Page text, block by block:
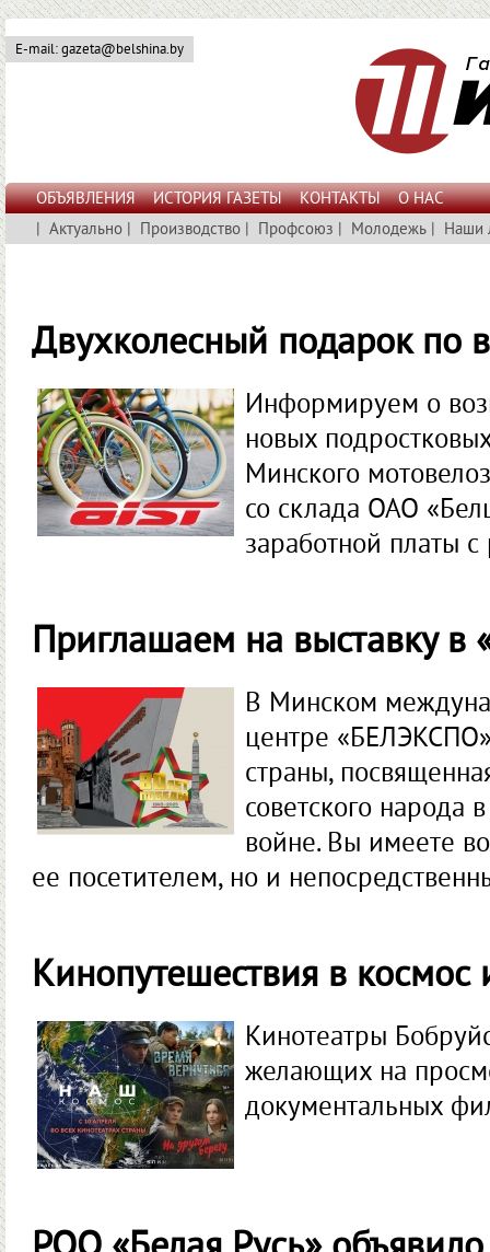
E-mail: gazeta@belshina.by
ОБЪЯВЛЕНИЯ ИСТОРИЯ ГАЗЕТЫ КОНТАКТЫ
О НАС
| Актуально | Производство | Профсоюз | Молодежь | Наши
Двухколесный подарок по
Информируем о
новых
Минского
со склада ОАО
заработной платы
Приглашаем на выставку
В Минском
центре «БЕЛЭКСПО»
страны,
советского народа
войне. Вы имеете
ее посетителем, но и
Кинопутешествия в
Кинотеатры
желающих на
документальных